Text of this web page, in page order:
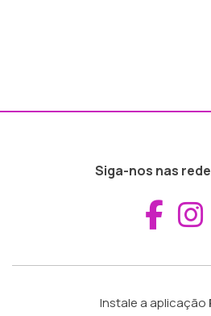
Siga-nos nas
Instale a aplicação